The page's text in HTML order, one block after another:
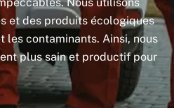
et des produits écologiques
les contaminants. Ainsi, nous
plus sain et productif pour